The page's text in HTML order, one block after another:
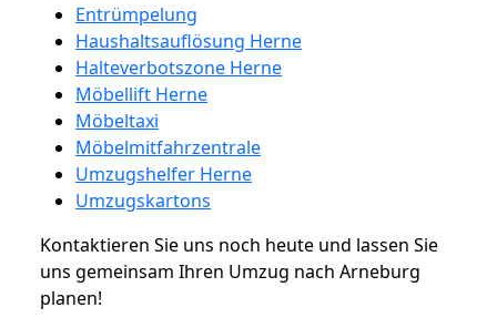
Entrümpelung
Haushaltsauflösung Herne
Halteverbotszone Herne
Möbellift Herne
Möbeltaxi
Möbelmitfahrzentrale
Umzugshelfer Herne
Umzugskartons
Kontaktieren Sie uns noch heute und lassen Sie
uns gemeinsam Ihren Umzug nach Arneburg
planen!